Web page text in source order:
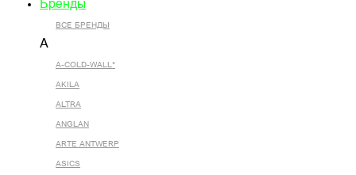
Бренды
ВСЕ БРЕНДЫ
A
A-COLD-WALL*
AKILA
ALTRA
ANGLAN
ARTE ANTWERP
ASICS